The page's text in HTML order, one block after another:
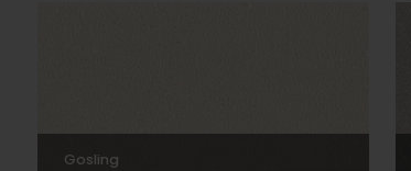
Gosling